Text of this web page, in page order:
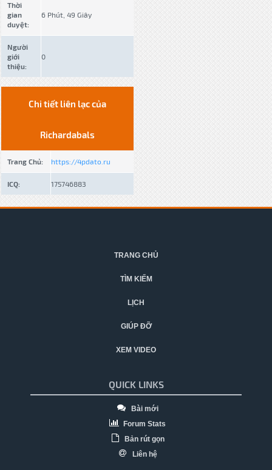
Thời
gian
duyệt:
6 Phút, 49 Giây
Người
giới
thiệu:
0
Chi tiết liên lạc của
Richardabals
Trang Chủ: https://4pdato.ru
ICQ: 175746883
TRANG CHỦ
TÌM KIẾM
LỊCH
GIÚP ĐỠ
XEM VIDEO
QUICK LINKS
Bài mới
Forum Stats
Bản rút gọn
Liên hệ